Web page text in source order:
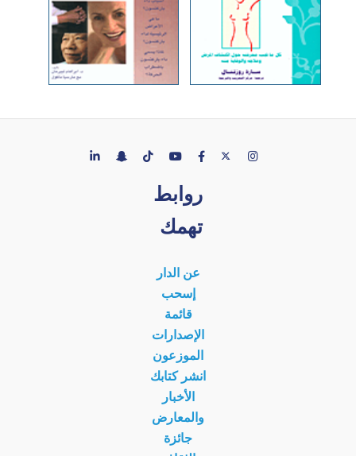
روابط
تهمك
عن الدار
إسحب
قائمة
الإصدارات
الموزعون
انشر كتابك
الأخبار
والمعارض
جائزة